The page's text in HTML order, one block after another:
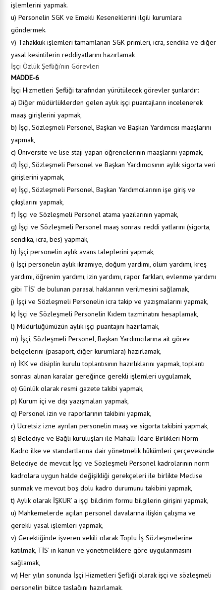
işlemlerini yapmak.
u) Personelin SGK ve Emekli Keseneklerini ilgili kurumlara
göndermek.
v) Tahakkuk işlemleri tamamlanan SGK primleri, icra, sendika ve diğer
yasal kesintilerin reddiyatlarını hazırlamak
İşçi Özlük Şefliği’nin Görevleri
MADDE-6
İşçi Hizmetleri Şefliği tarafından yürütülecek görevler şunlardır:
a) Diğer müdürlüklerden gelen aylık işçi puantajların incelenerek
maaş girişlerini yapmak,
b) İşçi, Sözleşmeli Personel, Başkan ve Başkan Yardımcısı maaşlarını
yapmak,
c) Üniversite ve lise stajı yapan öğrencilerinin maaşlarını yapmak,
d) İşçi, Sözleşmeli Personel ve Başkan Yardımcısının aylık sigorta veri
girişlerini yapmak,
e) İşçi, Sözleşmeli Personel, Başkan Yardımcılarının işe giriş ve
çıkışlarını yapmak,
f) İşçi ve Sözleşmeli Personel atama yazılarının yapmak,
g) İşçi ve Sözleşmeli Personel maaş sonrası reddi yatlarını (sigorta,
sendika, icra, bes) yapmak,
h) İşçi personelin aylık avans taleplerini yapmak,
i) İşçi personelin aylık ikramiye, doğum yardımı, ölüm yardımı, kreş
yardımı, öğrenim yardımı, izin yardımı, rapor farkları, evlenme yardımı
gibi TİS’ de bulunan parasal haklarının verilmesini sağlamak,
j) İşçi ve Sözleşmeli Personelin icra takip ve yazışmalarını yapmak,
k) İşçi ve Sözleşmeli Personelin Kıdem tazminatını hesaplamak,
l) Müdürlüğümüzün aylık işçi puantajını hazırlamak,
m) İşçi, Sözleşmeli Personel, Başkan Yardımcılarına ait görev
belgelerini (pasaport, diğer kurumlara) hazırlamak,
n) İKK ve disiplin kurulu toplantısının hazırlıklarını yapmak, toplantı
sonrası alınan karalar gereğince gerekli işlemleri uygulamak,
o) Günlük olarak resmi gazete takibi yapmak,
p) Kurum içi ve dışı yazışmaları yapmak,
q) Personel izin ve raporlarının takibini yapmak,
r) Ücretsiz izne ayrılan personelin maaş ve sigorta takibini yapmak,
s) Belediye ve Bağlı kuruluşları ile Mahalli İdare Birlikleri Norm
Kadro ilke ve standartlarına dair yönetmelik hükümleri çerçevesinde
Belediye de mevcut İşçi ve Sözleşmeli Personel kadrolarının norm
kadrolara uygun halde değişikliği gerekçeleri ile birlikte Meclise
sunmak ve mevcut boş dolu kadro durumunu takibini yapmak,
t) Aylık olarak İŞKUR’ a işçi bildirim formu bilgilerin girişini yapmak,
u) Mahkemelerde açılan personel davalarına ilişkin çalışma ve
gerekli yasal işlemleri yapmak,
v) Gerektiğinde işveren vekili olarak Toplu İş Sözleşmelerine
katılmak, TİS’ in kanun ve yönetmeliklere göre uygulanmasını
sağlamak,
w) Her yılın sonunda İşçi Hizmetleri Şefliği olarak işçi ve sözleşmeli
personelin bütçe taslağını hazırlamak,